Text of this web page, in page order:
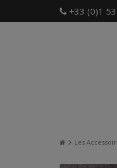
+33 (0)1
Les